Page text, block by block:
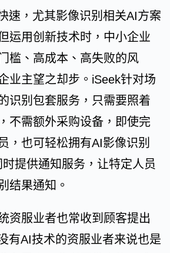
速，尤其影像识别相关AI方案
运用创新技术时，中小企业
槛、高成本、高失败的风
业主望之却步。iSeek针对场
识别包套服务，只需要照着
不需额外采购设备，即使完
，也可轻松拥有AI影像识别
提供通知服务，让特定人员
结果通知。
资服业者也常收到顾客提出
有AI技术的资服业者来说也是